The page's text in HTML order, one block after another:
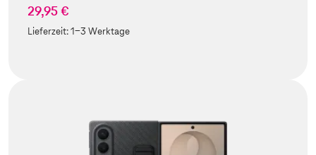
29,95 €
Lieferzeit:1-3 Werktage